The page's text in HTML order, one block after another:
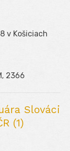
v Košiciach
2366
Slováci
(1)